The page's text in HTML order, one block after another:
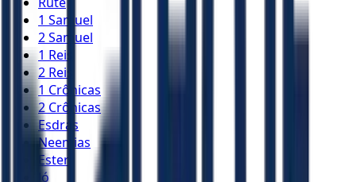
1 Samuel
2 Samuel
1 Reis
2 Reis
1 Crônicas
2 Crônicas
Esdras
Neemias
Ester
Jó